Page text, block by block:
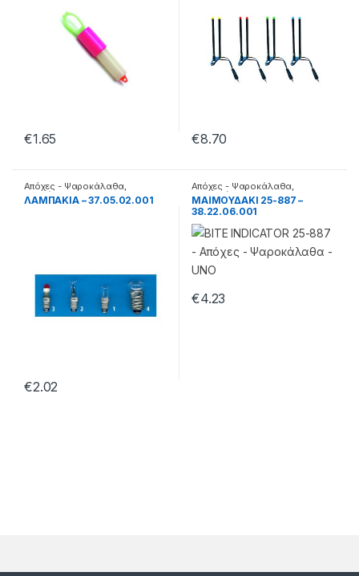
€1.65 €8.70
Απόχες - Ψαροκάλαθα
Λαμπάκια
ΛΑΜΠΑΚΙΑ – 37.05.02.001
€2.02
Απόχες - Ψαροκάλαθα
Βομβητές
ΜΑΪΜΟΥΔΑΚΙ 25-887 –
38.22.06.001
€4.23